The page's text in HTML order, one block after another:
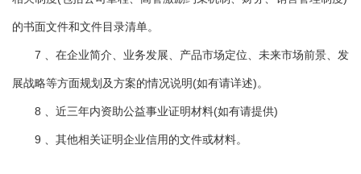
的书面文件和文件目录清单。
7 、在企业简介、业务发展、产品市场定位、未来市场前景、发
展战略等方面规划及方案的情况说明(如有请详述)。
8 、近三年内资助公益事业证明材料(如有请提供)
9 、其他相关证明企业信用的文件或材料。